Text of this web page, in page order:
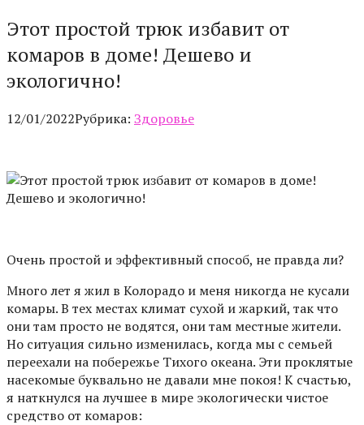
Этот простой трюк избавит от
комаров в доме! Дешево и
экологично!
12/01/2022Рубрика: Здоровье
Очень простой и эффективный способ, не правда ли?
Много лет я жил в Колорадо и меня никогда не кусали
комары. В тех местах климат сухой и жаркий, так что
они там просто не водятся, они там местные жители.
Но ситуация сильно изменилась, когда мы с семьей
переехали на побережье Тихого океана. Эти проклятые
насекомые буквально не давали мне покоя! К счастью,
я наткнулся на лучшее в мире экологически чистое
средство от комаров: